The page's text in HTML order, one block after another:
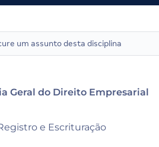
Geral do Direito Empresarial
e Escrituração